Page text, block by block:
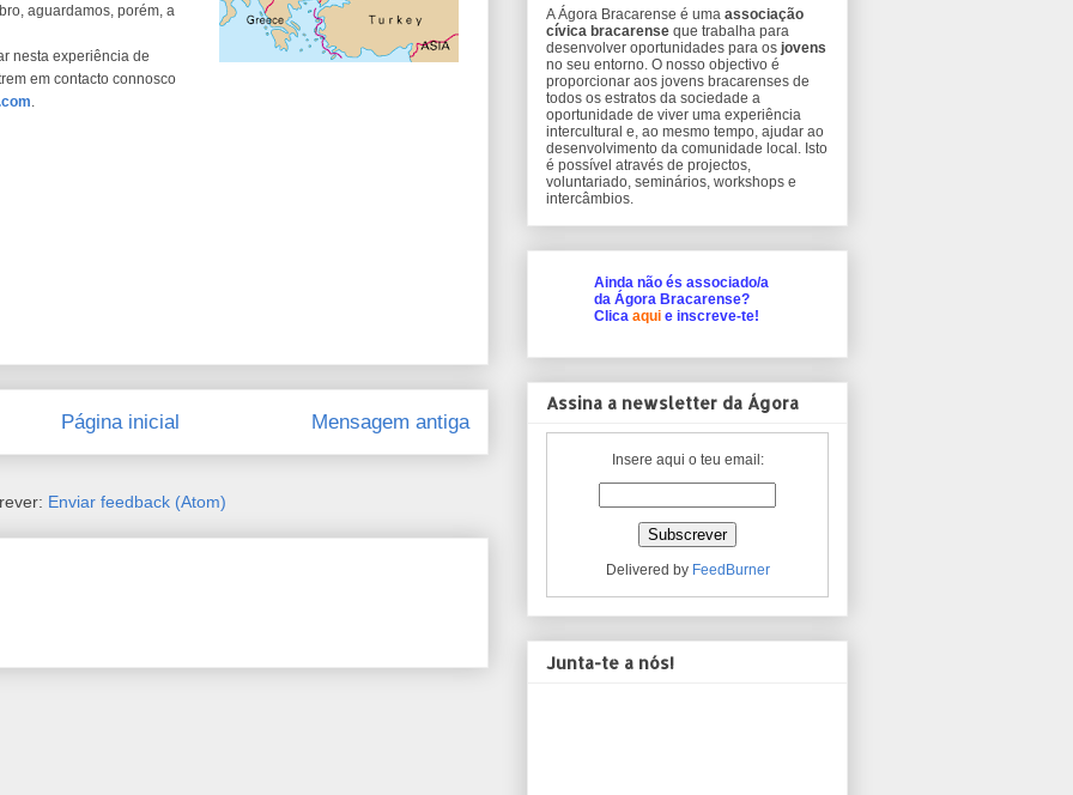
aguardamos, porém, a
nesta experiência de
em contacto connosco
Mensagem antiga
Página inicial
Enviar feedback (Atom)
A Ágora Bracarense é uma associação
cívica bracarense que trabalha para
desenvolver oportunidades para os jovens
no seu entorno. O nosso objectivo é
proporcionar aos jovens bracarenses de
todos os estratos da sociedade a
oportunidade de viver uma experiência
intercultural e, ao mesmo tempo, ajudar ao
desenvolvimento da comunidade local. Isto
é possível através de projectos,
voluntariado, seminários, workshops e
intercâmbios.
Ainda não és associado/a
da Ágora Bracarense?
Clica aqui e inscreve-te!
Assina a newsletter da Ágora
Insere aqui o teu email:
Delivered by FeedBurner
Junta-te a nós!